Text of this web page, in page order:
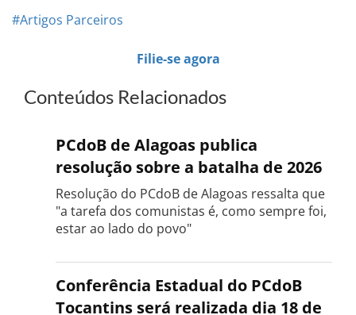
#Artigos Parceiros
Filie-se agora
Conteúdos Relacionados
PCdoB de Alagoas publica
resolução sobre a batalha de 2026
Resolução do PCdoB de Alagoas ressalta que
"a tarefa dos comunistas é, como sempre foi,
estar ao lado do povo"
Conferência Estadual do PCdoB
Tocantins será realizada dia 18 de